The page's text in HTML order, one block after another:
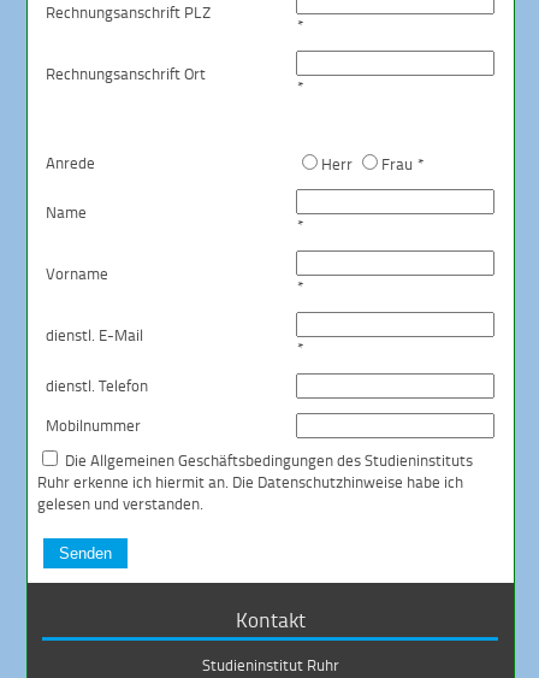
Rechnungsanschrift PLZ
*
Rechnungsanschrift Ort
*
Anrede Herr Frau *
Name
*
Vorname
*
dienstl. E-Mail
*
dienstl. Telefon
Mobilnummer
DieAllgemeinen Geschäftsbedingungendes Studieninstituts
Ruhr erkenne ich hiermit an. Die Datenschutzhinweise habe ich
gelesen und verstanden.
Senden
Kontakt
Studieninstitut Ruhr